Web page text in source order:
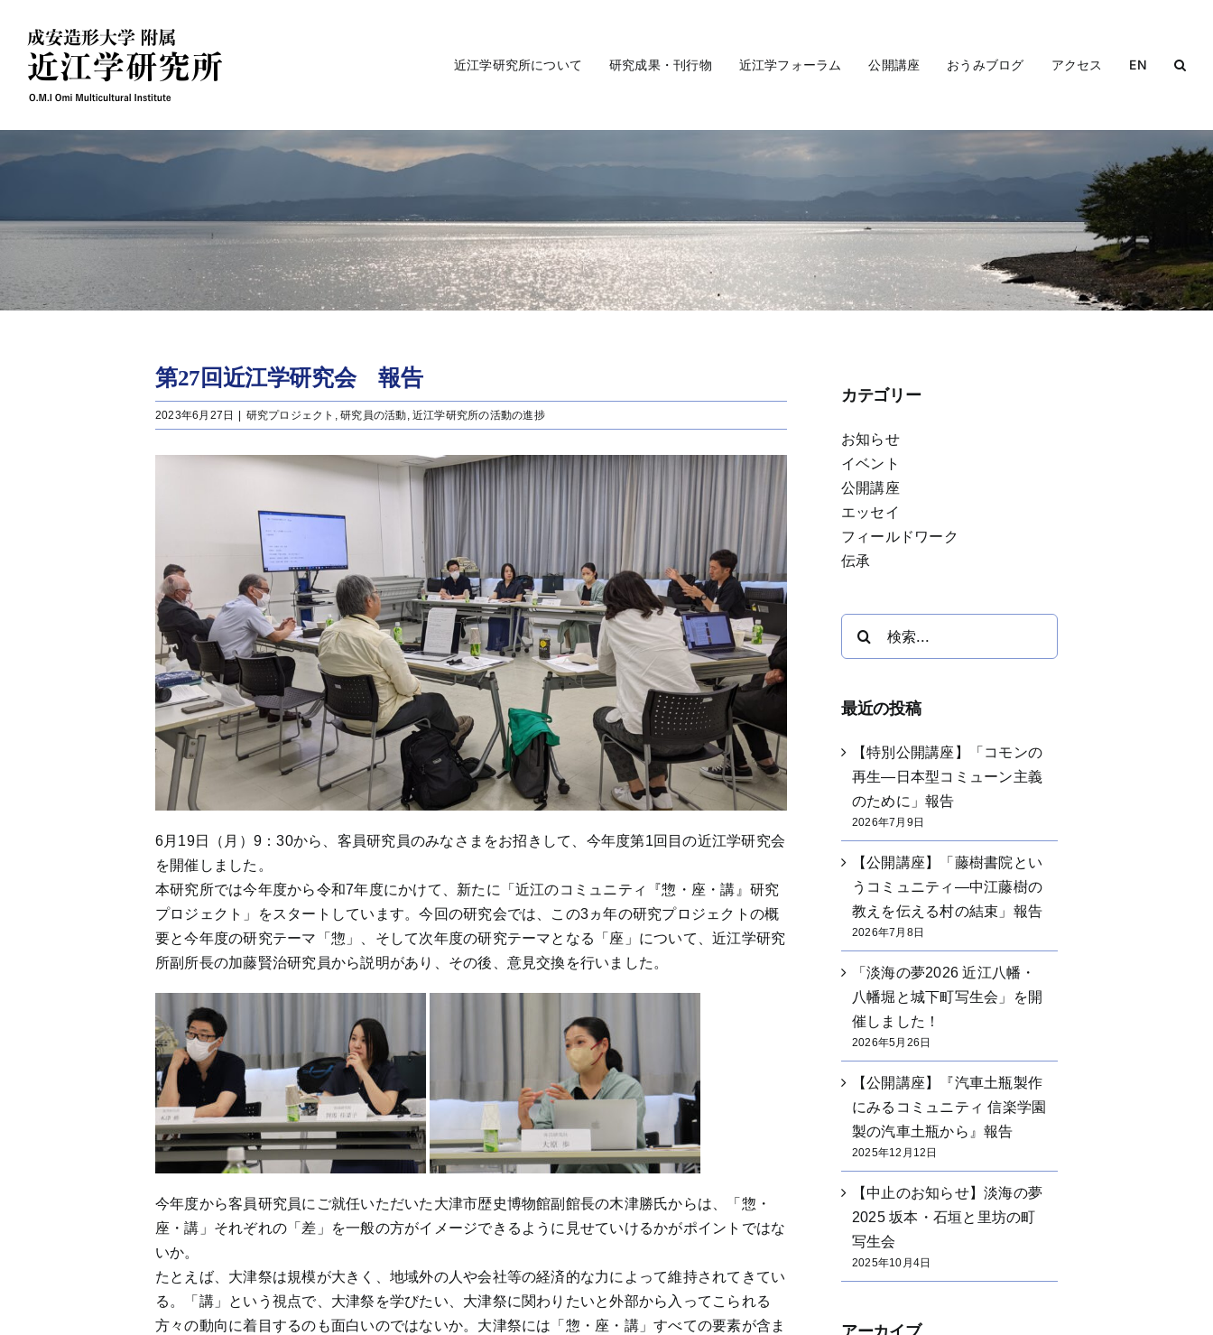
content
近江学研究所について 研究成果・刊行物 近江学フォーラム 公開講座 おうみブログ アクセス EN
第27回近江学研究会 報告
2023年6月27日 研究プロジェクト ,研究員の活動, 近江学研究所の活動の進捗
6月19日（月）9：30から、客員研究員のみなさまをお招きして、今年度第1回目の近江学研究会
を開催しました。
本研究所では今年度から令和7年度にかけて、新たに「近江のコミュニティ『惣・座・講』研究
プロジェクト」をスタートしています。今回の研究会では、この3ヵ年の研究プロジェクトの概
要と今年度の研究テーマ「惣」、そして次年度の研究テーマとなる「座」について、近江学研究
所副所長の加藤賢治研究員から説明があり、その後、意見交換を行いました。
今年度から客員研究員にご就任いただいた大津市歴史博物館副館長の木津勝氏からは、「惣・
座・講」それぞれの「差」を一般の方がイメージできるように見せていけるかがポイントではな
いか。
たとえば、大津祭は規模が大きく、地域外の人や会社等の経済的な力によって維持されてきてい
る。「講」という視点で、大津祭を学びたい、大津祭に関わりたいと外部から入ってこられる
方々の動向に着目するのも面白いのではないか。大津祭には「惣・座・講」すべての要素が含ま
カテゴリー
お知らせ
イベント
公開講座
エッセイ
フィールドワーク
伝承
最近の投稿
【特別公開講座】「コモンの
再生―日本型コミューン主義
のために」報告
2026年7月9日
【公開講座】「藤樹書院とい
うコミュニティ―中江藤樹の
教えを伝える村の結束」報告
2026年7月8日
「淡海の夢2026 近江八幡・
八幡堀と城下町写生会」を開
催しました！
2026年5月26日
【公開講座】『汽車土瓶製作
にみるコミュニティ 信楽学園
製の汽車土瓶から』報告
2025年12月12日
【中止のお知らせ】淡海の夢
2025 坂本・石垣と里坊の町
写生会
2025年10月4日
アーカイブ